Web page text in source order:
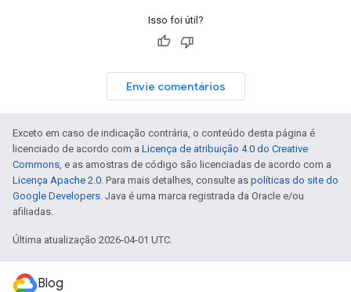
Isso foi útil?
Envie comentários
Exceto em caso de indicação contrária, o conteúdo desta página é
licenciado de acordo com a Licença de atribuição 4.0 do Creative
Commons, e as amostras de código são licenciadas de acordo com a
Licença Apache 2.0. Para mais detalhes, consulte as políticas do site do
Google Developers. Java é uma marca registrada da Oracle e/ou
afiliadas.
Última atualização 2026-04-01 UTC.
Blog